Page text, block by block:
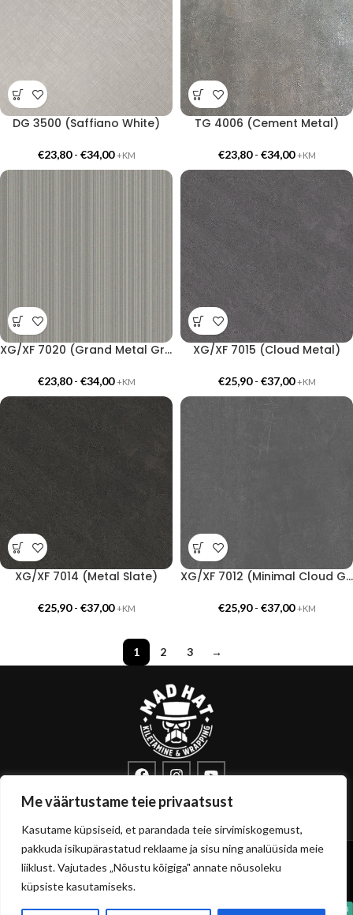
Me väärtustame teie privaatsust
Kasutame küpsiseid, et parandada teie sirvimiskogemust,
pakkuda isikupärastatud reklaame ja sisu ning analüüsida meie
liiklust. Vajutades „Nõustu kõigiga" annate nõusoleku
küpsiste kasutamiseks.
DG 3500 (Saffiano White)
€23,80- €34,00 +KM
TG 4006 (Cement Metal)
€23,80- €34,00 +KM
XG/XF 7020 (Grand Metal Gray)
€23,80- €34,00 +KM
XG/XF 7015 (Cloud Metal)
€25,90- €37,00 +KM
XG/XF 7014 (Metal Slate)
€25,90- €37,00 +KM
XG/XF 7012 (Minimal Cloud Gray)
€25,90- €37,00 +KM
1 2 3 →
info@sisustuskile.ee
+372 53715972
Copyrightsisustuskile.ee © 2026
Privaatsuspoliitika
Müügitingimused